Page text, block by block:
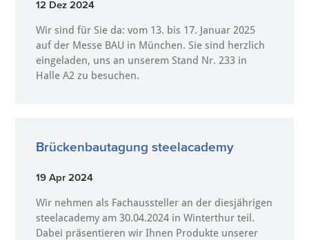
12 Dez 2024
Wir sind für Sie da: vom 13. bis 17. Januar 2025
auf der Messe BAU in München. Sie sind herzlich
eingeladen, uns an unserem Stand Nr. 233 in
Halle A2 zu besuchen.
Brückenbautagung steelacademy
19 Apr 2024
Wir nehmen als Fachaussteller an der diesjährigen
steelacademy am 30.04.2024 in Winterthur teil.
Dabei präsentieren wir Ihnen Produkte unserer